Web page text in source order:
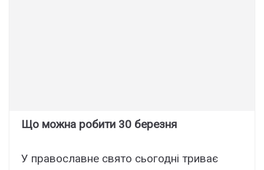
Що можна робити 30 березня
У православне свято сьогодні триває